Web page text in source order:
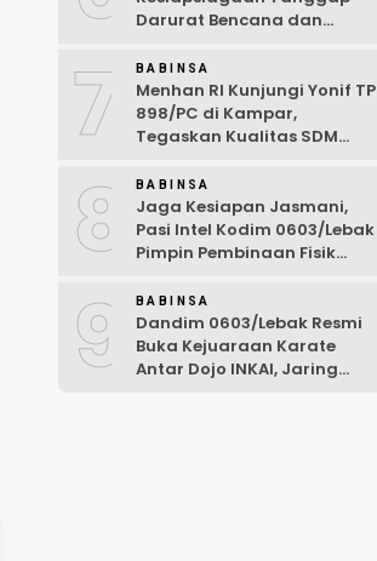
Darurat Bencana dan
7 BABINSA
Menhan RI Kunjungi Yonif TP
898/PC di Kampar,
Tegaskan Kualitas SDM
8 BABINSA
Jaga Kesiapan Jasmani,
Pasi Intel Kodim 0603/Lebak
Pimpin Pembinaan Fisik
9 BABINSA
Dandim 0603/Lebak Resmi
Buka Kejuaraan Karate
Antar Dojo INKAI, Jaring